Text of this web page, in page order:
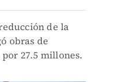
de la
obras de
27.5 millones.